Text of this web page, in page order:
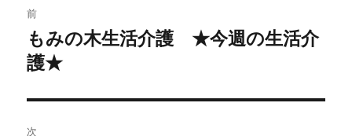
稿
ナ
ビ
ゲ
前
前
の
稿:
もみの木生活介護 ★今週の生活介
護★
次